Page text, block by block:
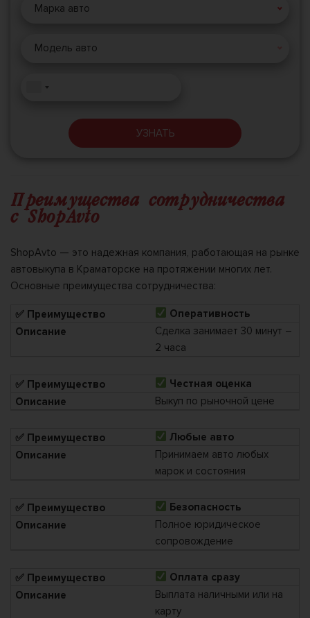
Марка авто
Модель авто
УЗНАТЬ
Преимущества сотрудничества
с ShopAvto
ShopAvto — это надежная компания, работающая на рынке
автовыкупа в Краматорске на протяжении многих лет.
Основные преимущества сотрудничества:
Оперативность
Сделка занимает 30 минут –
2 часа
Честная оценка
Выкуп по рыночной цене
Любые авто
Принимаем авто любых
марок и состояния
Безопасность
Полное юридическое
сопровождение
Оплата сразу
Выплата наличными или на
карту